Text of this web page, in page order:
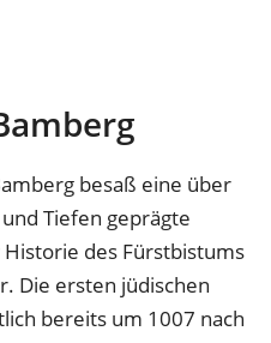
besaß eine über
Tiefen geprägte
des Fürstbistums
Die ersten jüdischen
bereits um 1007 nach